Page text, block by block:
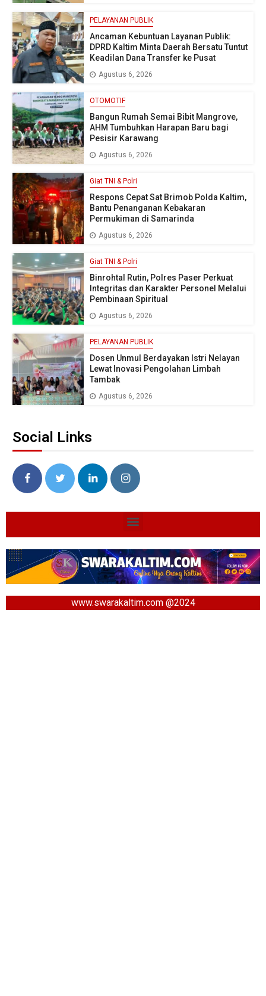
PELAYANAN PUBLIK
Ancaman Kebuntuan Layanan Publik:
DPRD Kaltim Minta Daerah Bersatu Tuntut
Keadilan Dana Transfer ke Pusat
Agustus 6, 2026
OTOMOTIF
Bangun Rumah Semai Bibit Mangrove,
AHM Tumbuhkan Harapan Baru bagi
Pesisir Karawang
Agustus 6, 2026
Giat TNI & Polri
Respons Cepat Sat Brimob Polda Kaltim,
Bantu Penanganan Kebakaran
Permukiman di Samarinda
Agustus 6, 2026
Giat TNI & Polri
Binrohtal Rutin, Polres Paser Perkuat
Integritas dan Karakter Personel Melalui
Pembinaan Spiritual
Agustus 6, 2026
PELAYANAN PUBLIK
Dosen Unmul Berdayakan Istri Nelayan
Lewat Inovasi Pengolahan Limbah
Tambak
Agustus 6, 2026
Social Links
www.swarakaltim.com @2024